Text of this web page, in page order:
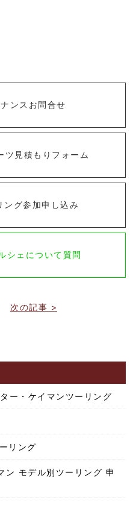
ンスお問合せ
ツ見積もりフォーム
ング参加申し込み
シェについて質問
次の記事 >
ー・ケイマンツーリング
リング
ン モデル別ツーリング 申